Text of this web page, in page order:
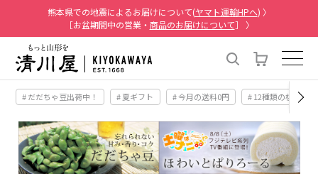
熊本県での地震によるお届けについて(ヤマト運輸HPへ) 〉
［お盆期間中の営業・ 商品のお届けについて］ 〉
# だだちゃ豆出荷中！ # 夏ギフト # 今月の送料0円 # 12種類の桃